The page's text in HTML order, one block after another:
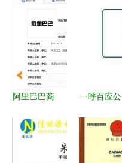
阿里巴巴商
决定书分析
一呼百应公
权代理的新
标杆与行业